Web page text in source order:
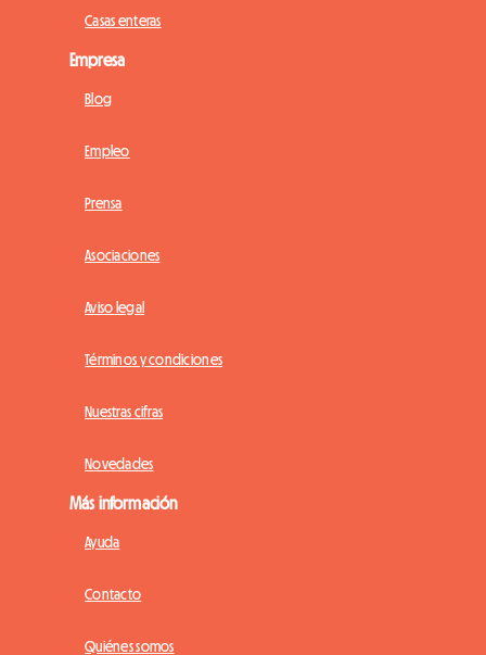
Casas enteras
Empresa
Blog
Empleo
Prensa
Asociaciones
Aviso legal
Términos y condiciones
Nuestras cifras
Novedades
Más información
Ayuda
Contacto
Quiénes somos